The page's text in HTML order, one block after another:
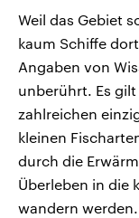
Weil das Gebiet
kaum Schiffe
Angaben von
unberührt. Es
zahlreichen
kleinen
durch die
Überleben in die
wandern